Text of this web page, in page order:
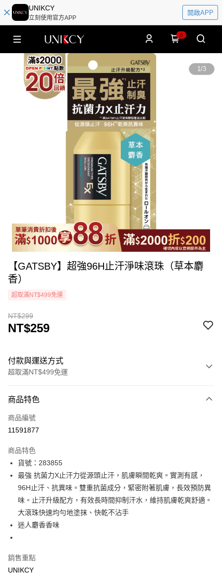
UNIKCY
立刻使用官方APP
開啟APP
0
1/3
【GATSBY】超強96H止汗淨味滾珠（草本麝
香）
超取滿NT$499免運
NT$299
NT$259
付款與運送方式
超取滿NT$499免運
icash Pay
信用卡一次付款
LINE Pay
Apple Pay
街口支付
悠遊付
運送方式
7-11取貨付款［需3-5個工作天不含預購商品］
商品特色
商品編號
11591877
商品特色
貨號：283855
最強 抗菌力X止汗力從源頭止汗，肌膚瞬間乾爽。實測有感，
96H止汗、抗異味。雙重抗菌成分，緊密附著肌膚，長效預防異
味。止汗升級配方，有效長時間抑制汗水，維持肌膚乾爽舒適。
大滾珠快速均勻地塗抹、快乾不沾手
迷人麝香香味
銷售重點
UNIKCY